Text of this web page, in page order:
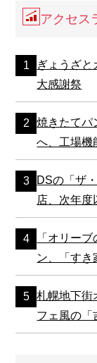
アクセス
ぎょうざと
大感謝祭
焼きたてパ
へ、工場機
DSの「ザ
店、次年度
「オリー
ン、「すき
札幌地下街
フェ風の「